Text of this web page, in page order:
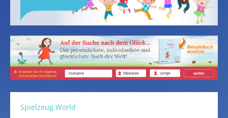
Spielzeug.World